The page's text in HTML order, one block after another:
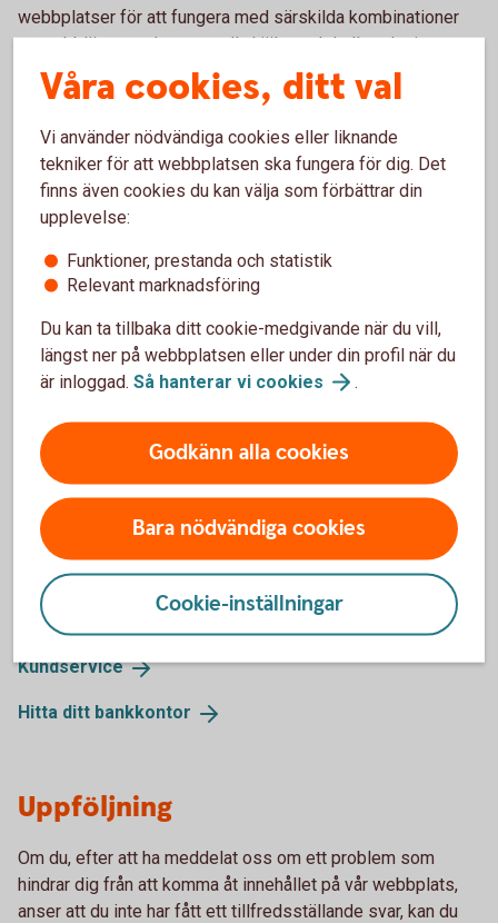
webbplatser för att fungera med särskilda kombinationer
av webbläsare och eventuella hjälpmedel eller plugins.
Exempel på tekniker:
WAI-ARIA
CSS
JavaScript
Dessa tekniker används för att uppfylla de
tillgänglighetsstandarder som används.
Publicering av denna
tillgänglighetsredogörelse
Återkoppling och
kontaktuppgifter
Om du har synpunkter på vårt tillgänglighetsarbete, ring oss
eller kom in på något av våra kontor.
Kundservice
Hitta ditt bankkontor
Uppföljning
Om du, efter att ha meddelat oss om ett problem som
hindrar dig från att komma åt innehållet på vår webbplats,
anser att du inte har fått ett tillfredsställande svar, kan du
Våra cookies, ditt val
Vi använder nödvändiga cookies eller liknande
tekniker för att webbplatsen ska fungera för dig. Det
finns även cookies du kan välja som förbättrar din
upplevelse:
Funktioner, prestanda och statistik
Relevant marknadsföring
Du kan ta tillbaka ditt cookie-medgivande när du vill,
längst ner på webbplatsen eller under din profil när du
är inloggad. Så hanterar vi cookies .
Godkänn alla cookies
Bara nödvändiga cookies
Cookie-inställningar